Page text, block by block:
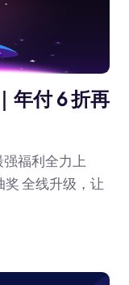
年付 6 折再
福利全力上
奖 全线升级，让